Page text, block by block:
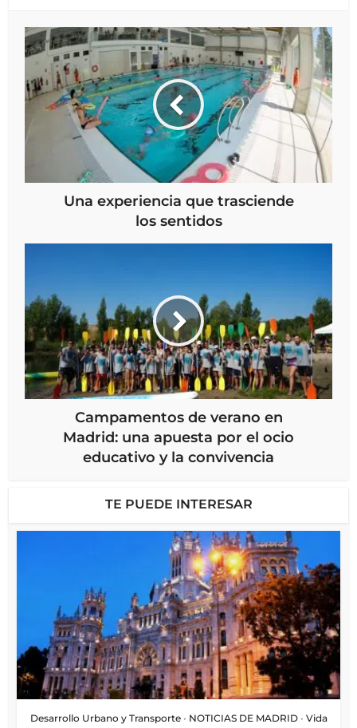
Una experiencia que trasciende
los sentidos
Campamentos de verano en
Madrid: una apuesta por el ocio
educativo y la convivencia
TE PUEDE INTERESAR
Desarrollo Urbano y Transporte • NOTICIAS DE MADRID • Vida